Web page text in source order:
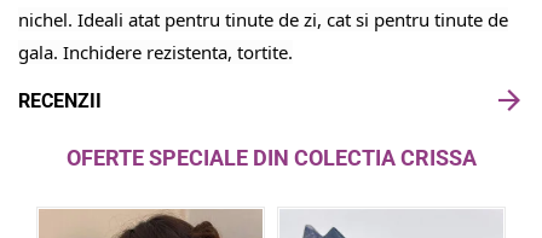
nichel. Ideali atat pentru tinute de zi, cat si pentru tinute de
gala. Inchidere rezistenta, tortite.
RECENZII
OFERTE SPECIALE DIN COLECTIA CRISSA